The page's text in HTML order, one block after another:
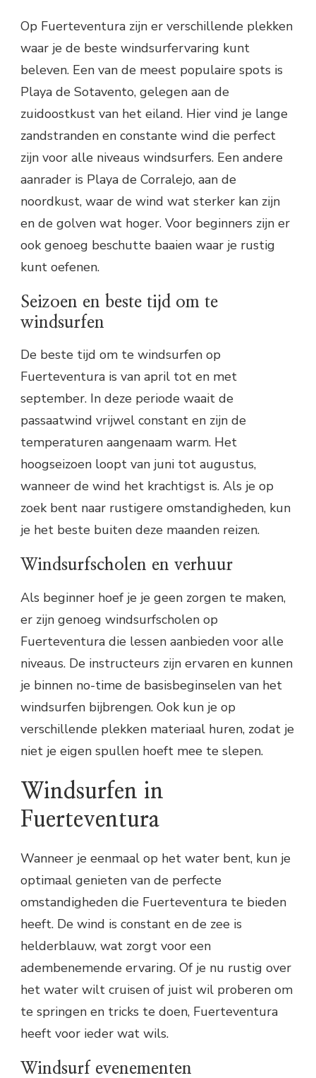
Op Fuerteventura zijn er verschillende plekken
waar je de beste windsurfervaring kunt
beleven. Een van de meest populaire spots is
Playa de Sotavento, gelegen aan de
zuidoostkust van het eiland. Hier vind je lange
zandstranden en constante wind die perfect
zijn voor alle niveaus windsurfers. Een andere
aanrader is Playa de Corralejo, aan de
noordkust, waar de wind wat sterker kan zijn
en de golven wat hoger. Voor beginners zijn er
ook genoeg beschutte baaien waar je rustig
kunt oefenen.
Seizoen en beste tijd om te
windsurfen
De beste tijd om te windsurfen op
Fuerteventura is van april tot en met
september. In deze periode waait de
passaatwind vrijwel constant en zijn de
temperaturen aangenaam warm. Het
hoogseizoen loopt van juni tot augustus,
wanneer de wind het krachtigst is. Als je op
zoek bent naar rustigere omstandigheden, kun
je het beste buiten deze maanden reizen.
Windsurfscholen en verhuur
Als beginner hoef je je geen zorgen te maken,
er zijn genoeg windsurfscholen op
Fuerteventura die lessen aanbieden voor alle
niveaus. De instructeurs zijn ervaren en kunnen
je binnen no-time de basisbeginselen van het
windsurfen bijbrengen. Ook kun je op
verschillende plekken materiaal huren, zodat je
niet je eigen spullen hoeft mee te slepen.
Windsurfen in
Fuerteventura
Wanneer je eenmaal op het water bent, kun je
optimaal genieten van de perfecte
omstandigheden die Fuerteventura te bieden
heeft. De wind is constant en de zee is
helderblauw, wat zorgt voor een
adembenemende ervaring. Of je nu rustig over
het water wilt cruisen of juist wil proberen om
te springen en tricks te doen, Fuerteventura
heeft voor ieder wat wils.
Windsurf evenementen